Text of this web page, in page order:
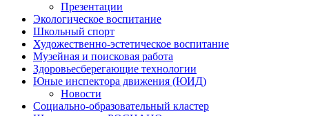
Презентации
Экологическое воспитание
Школьный спорт
Художественно-эстетическое воспитание
Музейная и поисковая работа
Здоровьесберегающие технологии
Юные инспектора движения (ЮИД)
Новости
Социально-образовательный кластер